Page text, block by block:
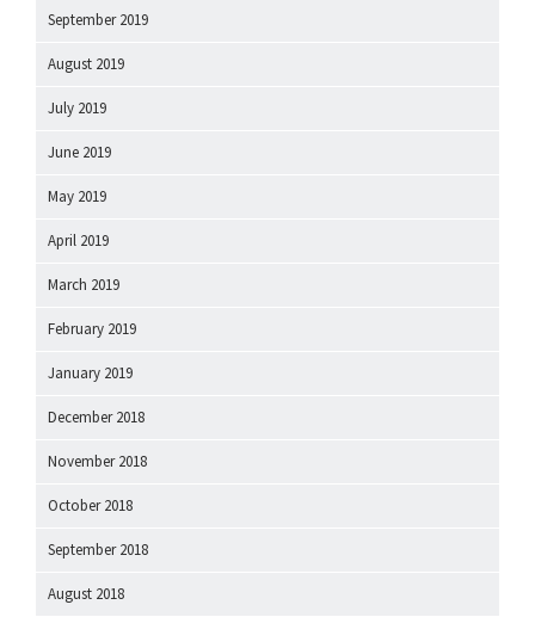
September 2019
August 2019
July 2019
June 2019
May 2019
April 2019
March 2019
February 2019
January 2019
December 2018
November 2018
October 2018
September 2018
August 2018